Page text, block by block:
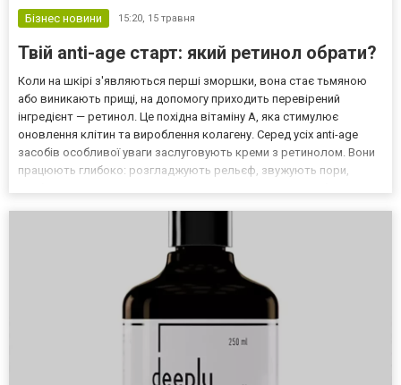
Бізнес новини 15:20, 15 травня
Твій anti-age старт: який ретинол обрати?
Коли на шкірі з'являються перші зморшки, вона стає тьмяною
або виникають прищі, на допомогу приходить перевірений
інгредієнт — ретинол. Це похідна вітаміну А, яка стимулює
оновлення клітин та вироблення колагену. Серед усіх anti-age
засобів особливої уваги заслуговують креми з ретинолом. Вони
працюють глибоко: розгладжують рельєф, звужують пори,